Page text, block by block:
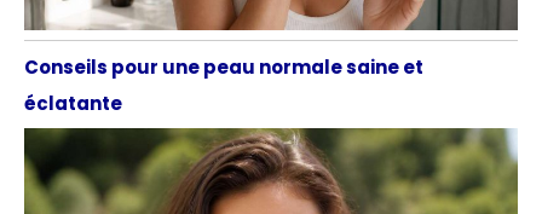
Conseils pour une peau normale saine et
éclatante